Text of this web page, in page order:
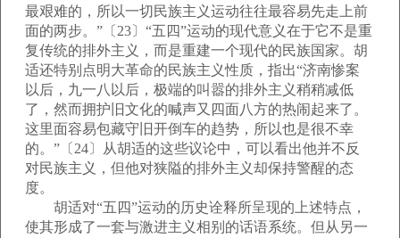
最艰难的，所以一切民族主义运动往往最容易先走上前
面的两步。”〔23〕“五四”运动的现代意义在于它不是重
复传统的排外主义，而是重建一个现代的民族国家。胡
适还特别点明大革命的民族主义性质，指出“济南惨案
以后，九一八以后，极端的叫嚣的排外主义稍稍减低
了，然而拥护旧文化的喊声又四面八方的热闹起来了。
这里面容易包藏守旧开倒车的趋势，所以也是很不幸
的。”〔24〕从胡适的这些议论中，可以看出他并不反
对民族主义，但他对狭隘的排外主义却保持警醒的态
度。
胡适对“五四”运动的历史诠释所呈现的上述特点，
使其形成了一套与激进主义相别的话语系统。但从另一